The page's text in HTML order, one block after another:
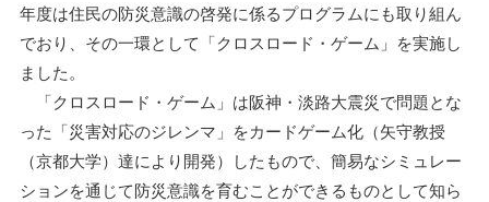
年度は住民の防災意識の啓発に係るプログラムにも取り組ん
でおり、その一環として「クロスロード・ゲーム」を実施し
ました。
「クロスロード・ゲーム」は阪神・淡路大震災で問題とな
った「災害対応のジレンマ」をカードゲーム化（矢守教授
（京都大学）達により開発）したもので、簡易なシミュレー
ションを通じて防災意識を育むことができるものとして知ら